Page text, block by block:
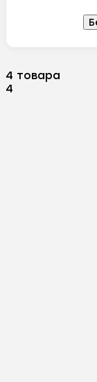
4 товара
4